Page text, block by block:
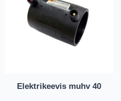
Elektrikeevis muhv 40